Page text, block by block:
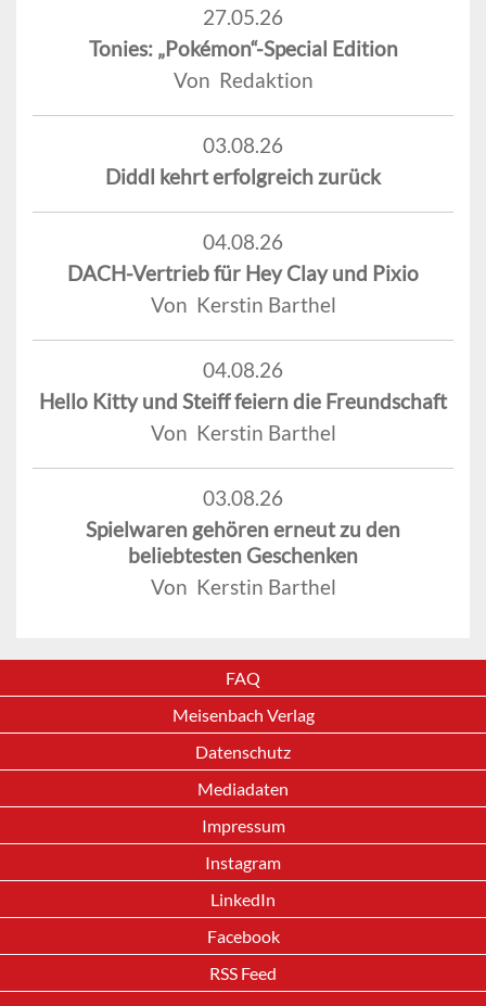
27.05.26
Tonies: „Pokémon“-Special Edition
Von Redaktion
03.08.26
Diddl kehrt erfolgreich zurück
04.08.26
DACH-Vertrieb für Hey Clay und Pixio
Von Kerstin Barthel
04.08.26
Hello Kitty und Steiff feiern die Freundschaft
Von Kerstin Barthel
03.08.26
Spielwaren gehören erneut zu den
beliebtesten Geschenken
Von Kerstin Barthel
FAQ
Meisenbach Verlag
Datenschutz
Mediadaten
Impressum
Instagram
LinkedIn
Facebook
RSS Feed